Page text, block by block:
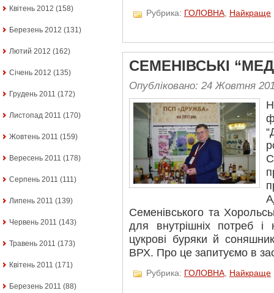
Квітень 2012 (158)
Березень 2012 (131)
Лютий 2012 (162)
Січень 2012 (135)
Грудень 2011 (172)
Листопад 2011 (170)
Жовтень 2011 (159)
Вересень 2011 (178)
Серпень 2011 (111)
Липень 2011 (139)
Червень 2011 (143)
Травень 2011 (173)
Квітень 2011 (171)
Березень 2011 (88)
Рубрика: ГОЛОВНА, Найкраще
СЕМЕНІВСЬКІ
Опубліковано: 24 Жовтня
Семенівського та
для внутрішніх потреб і
цукрові буряки й
ВРХ. Про це запитуємо в
Рубрика: ГОЛОВНА Найкраще